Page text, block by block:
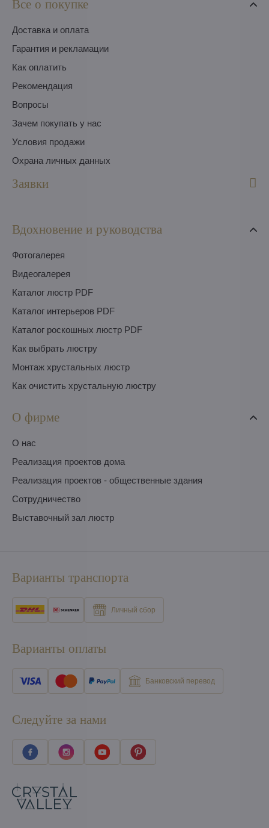
Все о покупке
Доставка и оплата
Гарантия и рекламации
Как оплатить
Pекомендация
Вопросы
Зачем покупать у нас
Условия продажи
Охрана личных данных
Заявки
Вдохновение и руководства
Фотогалерея
Видеогалерея
Каталог люстр PDF
Каталог интерьеров PDF
Каталог роскошных люстр PDF
Как выбрать люстру
Монтаж хрустальных люстр
Как очистить хрустальную люстру
О фирме
O нас
Pеализация проектов дома
Pеализация проектов - общественные здания
Сотрудничество
Выставочный зал люстр
Варианты транспорта
Личный сбор
Варианты оплаты
Банковский перевод
Следуйте за нами